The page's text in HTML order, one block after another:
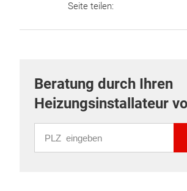
Seite teilen:
Beratung durch Ihren
Heizungsinstallateur